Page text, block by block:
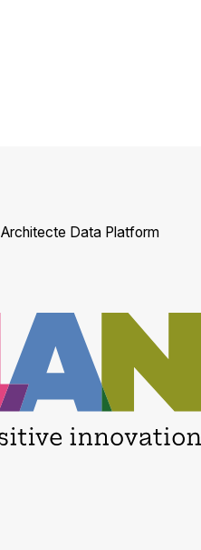
Architecte Data Platform